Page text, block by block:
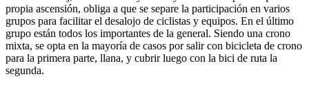
propia ascensión, obliga a que se separe la participación en varios
grupos para facilitar el desalojo de ciclistas y equipos. En el último
grupo están todos los importantes de la general. Siendo una crono
mixta, se opta en la mayoría de casos por salir con bicicleta de crono
para la primera parte, llana, y cubrir luego con la bici de ruta la
segunda.